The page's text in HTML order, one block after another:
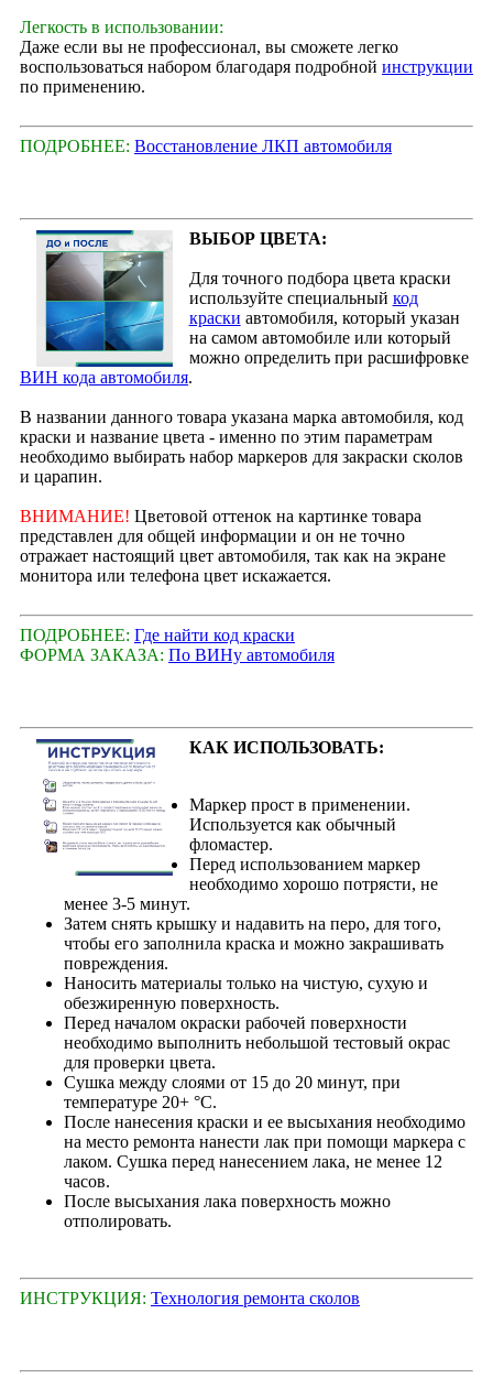
Легкость в использовании:
Даже если вы не профессионал, вы сможете легко
воспользоваться набором благодаря подробной инструкции
по применению.
ПОДРОБНЕЕ: Восстановление ЛКП автомобиля
ВЫБОР ЦВЕТА:
Для точного подбора цвета краски
используйте специальный код
краски автомобиля, который указан
на самом автомобиле или который
можно определить при расшифровке
ВИН кода автомобиля.
В названии данного товара указана марка автомобиля, код
краски и название цвета - именно по этим параметрам
необходимо выбирать набор маркеров для закраски сколов
и царапин.
ВНИМАНИЕ! Цветовой оттенок на картинке товара
представлен для общей информации и он не точно
отражает настоящий цвет автомобиля, так как на экране
монитора или телефона цвет искажается.
ПОДРОБНЕЕ: Где найти код краски
ФОРМА ЗАКАЗА: По ВИНу автомобиля
КАК ИСПОЛЬЗОВАТЬ:
Маркер прост в применении.
Используется как обычный
фломастер.
Перед использованием маркер
необходимо хорошо потрясти, не
менее 3-5 минут.
Затем снять крышку и надавить на перо, для того,
чтобы его заполнила краска и можно закрашивать
повреждения.
Наносить материалы только на чистую, сухую и
обезжиренную поверхность.
Перед началом окраски рабочей поверхности
необходимо выполнить небольшой тестовый окрас
для проверки цвета.
Сушка между слоями от 15 до 20 минут, при
температуре 20+ °С.
После нанесения краски и ее высыхания необходимо
на место ремонта нанести лак при помощи маркера с
лаком. Сушка перед нанесением лака, не менее 12
часов.
После высыхания лака поверхность можно
отполировать.
ИНСТРУКЦИЯ: Технология ремонта сколов